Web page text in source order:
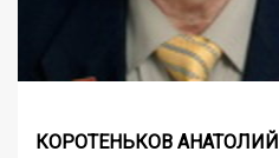
КОРОТЕНЬКОВ АНАТОЛИЙ